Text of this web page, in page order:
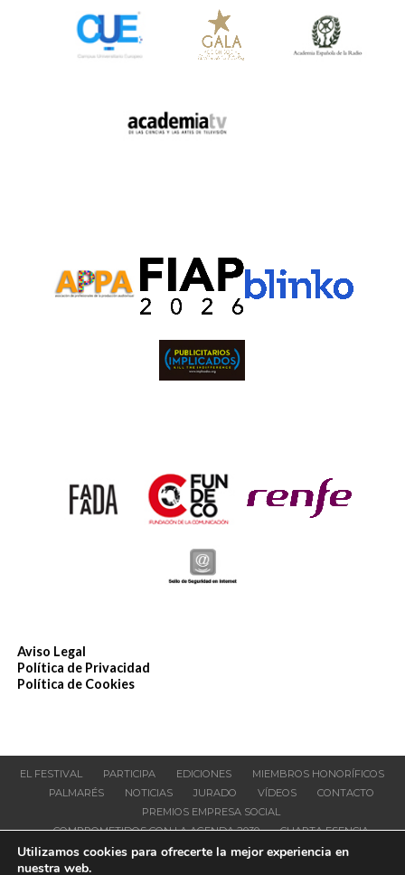
Aviso Legal
Política de Privacidad
Política de Cookies
EL FESTIVAL PARTICIPA EDICIONES
MIEMBROS HONORÍFICOS
PALMARÉS
NOTICIAS JURADO VÍDEOS
CONTACTO
PREMIOS EMPRESA SOCIAL
COMPROMETIDOS CON LA AGENDA 2030
CUARTA ESENCIA
Utilizamos cookies para ofrecerte la mejor experiencia en
nuestra web.